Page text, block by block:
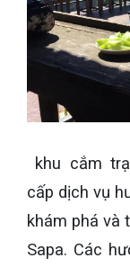
khu cắm
cấp dịch vụ
khám phá và
Sapa. Các